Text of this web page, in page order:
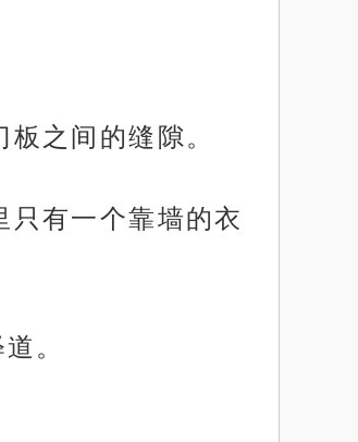
之间的缝隙。
有一个靠墙的衣
。